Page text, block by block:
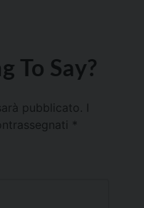
To Say?
pubblicato.
*